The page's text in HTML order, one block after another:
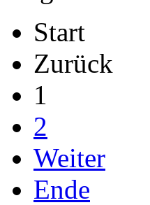
Start
Zurück
1
2
Weiter
Ende